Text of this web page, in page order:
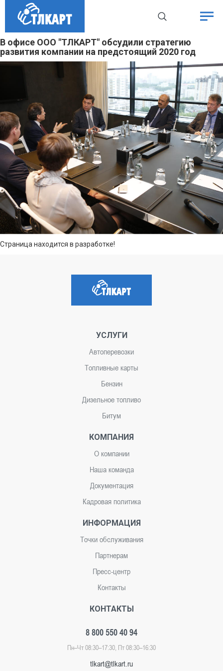
В офисе ООО "ТЛКАРТ" обсудили стратегию
развития компании на предстоящий 2020 год
Страница находится в разработке!
УСЛУГИ
Автоперевозки
Топливные карты
Бензин
Дизельное топливо
Битум
КОМПАНИЯ
О компании
Наша команда
Документация
Кадровая политика
ИНФОРМАЦИЯ
Точки обслуживания
Партнерам
Пресс-центр
Контакты
КОНТАКТЫ
8 800 550 40 94
Пн–Чт 08:30–17:30, Пт 08:30–16:30
tlkart@tlkart.ru